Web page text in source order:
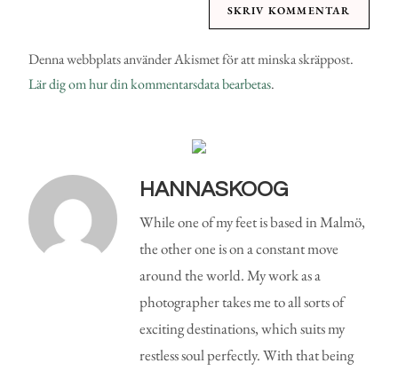
Denna webbplats använder Akismet för att minska skräppost.
Lär dig om hur din kommentarsdata bearbetas.
HANNASKOOG
While one of my feet is based in Malmö,
the other one is on a constant move
around the world. My work as a
photographer takes me to all sorts of
exciting destinations, which suits my
restless soul perfectly. With that being